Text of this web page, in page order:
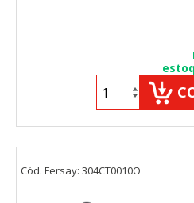
Cód. Fersay: 304CT0010O